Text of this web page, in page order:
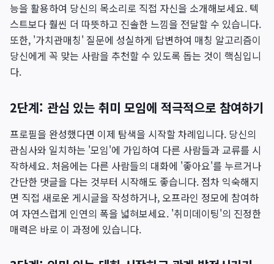
능을 활용하여 당신의 목소리로 직접 자신을 소개해보세요. 텍
스트보다 훨씬 더 따뜻하고 진솔한 느낌을 전달할 수 있습니다.
또한, '가치관매칭' 질문에 성실하게 답변하여 매칭 알고리즘이
당신에게 꼭 맞는 사람을 추천할 수 있도록 돕는 것이 핵심입니
다.
2단계: 관심 있는 취미 모임에 적극적으로 참여하기
프로필을 완성했다면 이제 탐색을 시작할 차례입니다. 당신의
관심사와 일치하는 '모임'에 가입하여 다른 사람들과 교류를 시
작하세요. 처음에는 다른 사람들의 대화에 '좋아요'를 누르거나
간단한 댓글을 다는 것부터 시작해도 좋습니다. 점차 익숙해지
면 직접 새로운 게시글을 작성하거나, 오프라인 정모에 참여하
여 자연스럽게 인연의 폭을 넓혀보세요. '취미데이팅'의 진정한
매력은 바로 이 과정에 있습니다.